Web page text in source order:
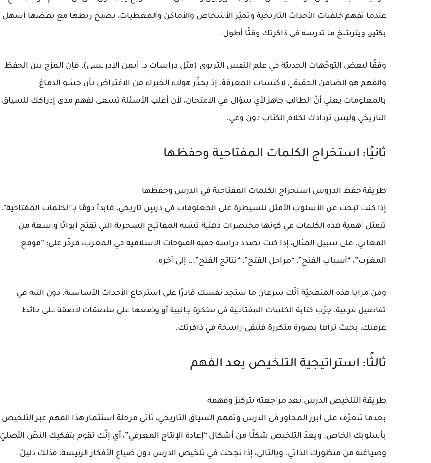
عندما تفهم خلفيات الأحداث التاريخية وتميّز الأشخاص والأماكن والمعطيات، يصبح ربطها مع بعضها أسهل
بكثير، ويترسّخ ما تدرسه في ذاكرتك وقتًا أطول.
وفقًا لبعض التوجّهات الحديثة في علم النفس التربوي (مثل دراسات د. أيمن الإدريسي)، فإن المزج بين الحفظ
والفهم هو الضامن الحقيقي لاكتساب المعرفة. إذ يحذّر هؤلاء الخبراء من الافتراض بأن حشو الدماغ
بالمعلومات يعني أنّ الطالب جاهز لأي سؤال في الامتحان، لأن أغلب الأسئلة تسعى لفهم مدى إدراكك للسياق
التاريخي وليس تردادك لكلام الكتاب دون وعي.
ثانيًا: استخراج الكلمات المفتاحية وحفظها
طريقة حفظ الدروس استخراج الكلمات المفتاحية في الدرس وحفظها
إذا كنت تبحث عن الأسلوب الأمثل للسيطرة على المعلومات في درسٍ تاريخي، فابدأ دومًا بـ"الكلمات المفتاحية".
تتمثل أهمية هذه الكلمات في كونها مختصرات ذهنية تشبه المفاتيح السحرية التي تفتح أبوابًا واسعة من
المعاني. على سبيل المثال، إذا كنت بصدد دراسة حقبة الفتوحات الإسلامية في المغرب، فركّز على: “موقع
المغرب”، “أسباب الفتح”، “مراحل الفتح”، “نتائج الفتح”... إلى آخره.
ومن مزايا هذه المنهجيّة أنّك سرعان ما ستجد نفسك قادرًا على استرجاع الأحداث الأساسية، دون التيه في
تفاصيل فرعية. جرّب كتابة الكلمات المفتاحية في مفكرة جانبية أو وضعها على ملصقات لاصقة على حائط
غرفتك، بحيث تراها بصورة متكررة فتبقى راسخة في ذاكرتك.
ثالثًا: استراتيجية التلخيص بعد الفهم
طريقة التلخيص الدرس بعد مراجعته بتركيز وفهمه
بعدما تتعرّف على أبرز المحاور في الدرس وتفهم السياق التاريخي، تأتي مرحلة استثمار هذا الفهم عبر التلخيص
بأسلوبك الخاص. ويعدّ التلخيص شكلًا من أشكال “إعادة الإنتاج المعرفي”، أي إنّك تقوم بتفكيك النصّ الأصليّ
وصياغته من منظورك الذاتي. وبالتالي، إذا نجحت في تلخيص الدرس دون ضياع الأفكار الرئيسة، فذلك دليلٌ